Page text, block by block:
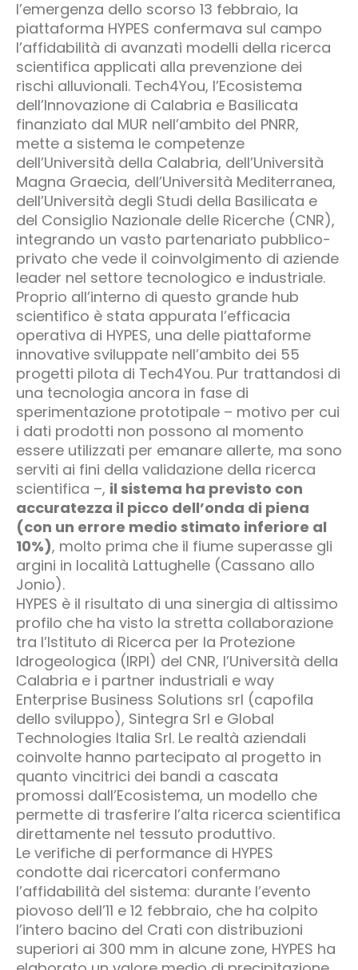
l’emergenza dello scorso 13 febbraio, la
piattaforma HYPES confermava sul campo
l’affidabilità di avanzati modelli della ricerca
scientifica applicati alla prevenzione dei
rischi alluvionali. Tech4You, l’Ecosistema
dell’Innovazione di Calabria e Basilicata
finanziato dal MUR nell’ambito del PNRR,
mette a sistema le competenze
dell’Università della Calabria, dell’Università
Magna Graecia, dell’Università Mediterranea,
dell’Università degli Studi della Basilicata e
del Consiglio Nazionale delle Ricerche (CNR),
integrando un vasto partenariato pubblico-
privato che vede il coinvolgimento di aziende
leader nel settore tecnologico e industriale.
Proprio all’interno di questo grande hub
scientifico è stata appurata l’efficacia
operativa di HYPES, una delle piattaforme
innovative sviluppate nell’ambito dei 55
progetti pilota di Tech4You. Pur trattandosi di
una tecnologia ancora in fase di
sperimentazione prototipale – motivo per cui
i dati prodotti non possono al momento
essere utilizzati per emanare allerte, ma sono
serviti ai fini della validazione della ricerca
scientifica –, il sistema ha previsto con
accuratezza il picco dell’onda di piena
(con un errore medio stimato inferiore al
10%), molto prima che il fiume superasse gli
argini in località Lattughelle (Cassano allo
Jonio).
HYPES è il risultato di una sinergia di altissimo
profilo che ha visto la stretta collaborazione
tra l’Istituto di Ricerca per la Protezione
Idrogeologica (IRPI) del CNR, l’Università della
Calabria e i partner industriali e way
Enterprise Business Solutions srl (capofila
dello sviluppo), Sintegra Srl e Global
Technologies Italia Srl. Le realtà aziendali
coinvolte hanno partecipato al progetto in
quanto vincitrici dei bandi a cascata
promossi dall’Ecosistema, un modello che
permette di trasferire l’alta ricerca scientifica
direttamente nel tessuto produttivo.
Le verifiche di performance di HYPES
condotte dai ricercatori confermano
l’affidabilità del sistema: durante l’evento
piovoso dell’11 e 12 febbraio, che ha colpito
l’intero bacino del Crati con distribuzioni
superiori ai 300 mm in alcune zone, HYPES ha